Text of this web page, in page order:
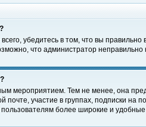
убедитесь в том, что вы
что администратор
мероприятием. Тем не менее, она
почте, участие в группах, подписки
более широкие и